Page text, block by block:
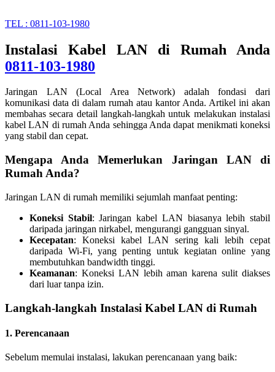
TEL : 0811-103-1980
Instalasi Kabel LAN di Rumah Anda
0811-103-1980
Jaringan LAN (Local Area Network) adalah fondasi dari
komunikasi data di dalam rumah atau kantor Anda. Artikel ini akan
membahas secara detail langkah-langkah untuk melakukan instalasi
kabel LAN di rumah Anda sehingga Anda dapat menikmati koneksi
yang stabil dan cepat.
Mengapa Anda Memerlukan Jaringan LAN di
Rumah Anda?
Jaringan LAN di rumah memiliki sejumlah manfaat penting:
Koneksi Stabil: Jaringan kabel LAN biasanya lebih stabil
daripada jaringan nirkabel, mengurangi gangguan sinyal.
Kecepatan: Koneksi kabel LAN sering kali lebih cepat
daripada Wi-Fi, yang penting untuk kegiatan online yang
membutuhkan bandwidth tinggi.
Keamanan: Koneksi LAN lebih aman karena sulit diakses
dari luar tanpa izin.
Langkah-langkah Instalasi Kabel LAN di Rumah
1. Perencanaan
Sebelum memulai instalasi, lakukan perencanaan yang baik: